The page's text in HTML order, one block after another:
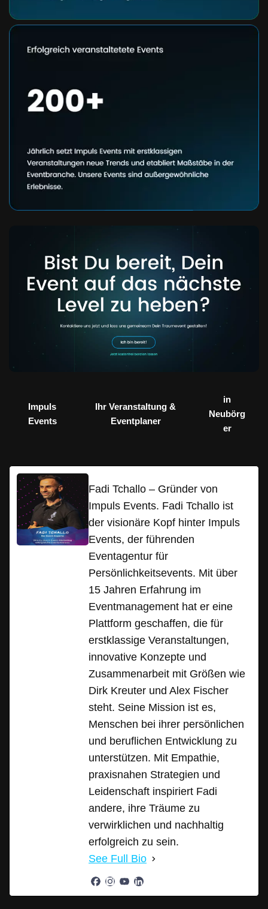
Impuls
Events
Ihr Veranstaltung &
Eventplaner
in
Neubörg
er
Fadi Tchallo – Gründer von
Impuls Events. Fadi Tchallo ist
der visionäre Kopf hinter Impuls
Events, der führenden
Eventagentur für
Persönlichkeitsevents. Mit über
15 Jahren Erfahrung im
Eventmanagement hat er eine
Plattform geschaffen, die für
erstklassige Veranstaltungen,
innovative Konzepte und
Zusammenarbeit mit Größen wie
Dirk Kreuter und Alex Fischer
steht. Seine Mission ist es,
Menschen bei ihrer persönlichen
und beruflichen Entwicklung zu
unterstützen. Mit Empathie,
praxisnahen Strategien und
Leidenschaft inspiriert Fadi
andere, ihre Träume zu
verwirklichen und nachhaltig
erfolgreich zu sein.
See Full Bio